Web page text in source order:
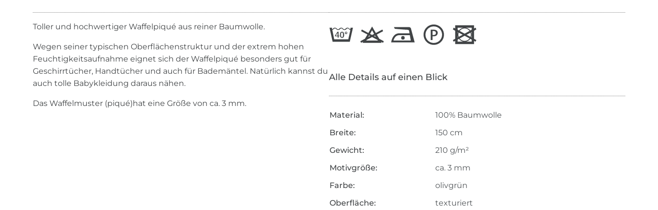
Toller und hochwertiger Waffelpiqué aus reiner Baumwolle.
Wegen seiner typischen Oberflächenstruktur und der extrem hohen
Feuchtigkeitsaufnahme eignet sich der Waffelpiqué besonders gut für
Geschirrtücher, Handtücher und auch für Bademäntel. Natürlich kannst du
auch tolle Babykleidung daraus nähen.
Das Waffelmuster (piqué)hat eine Größe von ca. 3 mm.
Alle Details auf einen Blick
Material:
100% Baumwolle
Breite:
150 cm
Gewicht:
210 g/m²
Motivgröße:
ca. 3 mm
Farbe:
olivgrün
Oberfläche:
texturiert